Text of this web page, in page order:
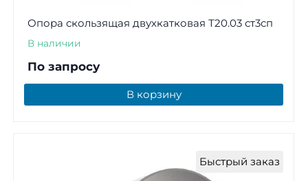
Опора скользящая двухкатковая Т20.03 ст3сп
В наличии
По запросу
В корзину
Быстрый заказ